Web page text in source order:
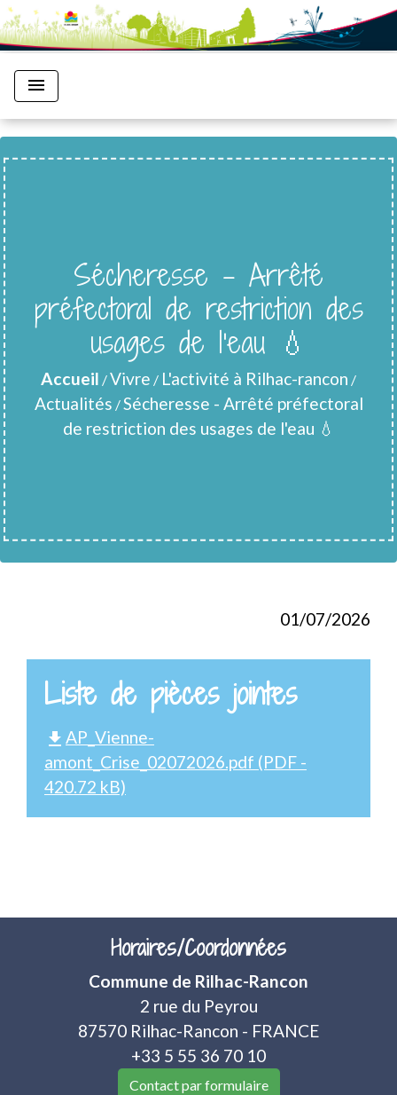
menu
Sécheresse - Arrêté
préfectoral de restriction des
usages de l'eau 💧
Accueil /Vivre / L'activité à Rilhac-rancon /
Actualités /Sécheresse - Arrêté préfectoral
de restriction des usages de l'eau 💧
01/07/2026
Liste de pièces jointes
file_download AP_Vienne-
amont_Crise_02072026.pdf (PDF -
420.72 kB)
Horaires/Coordonnées
Commune de Rilhac-Rancon
2 rue du Peyrou
87570 Rilhac-Rancon - FRANCE
+33 5 55 36 70 10
Contact par formulaire